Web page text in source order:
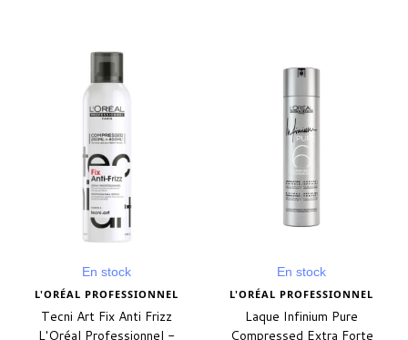
En stock
L'ORÉAL PROFESSIONNEL
Tecni Art Fix Anti Frizz
L'Oréal Professionnel -
En stock
L'ORÉAL PROFESSIONNEL
Laque Infinium Pure
Compressed Extra Forte